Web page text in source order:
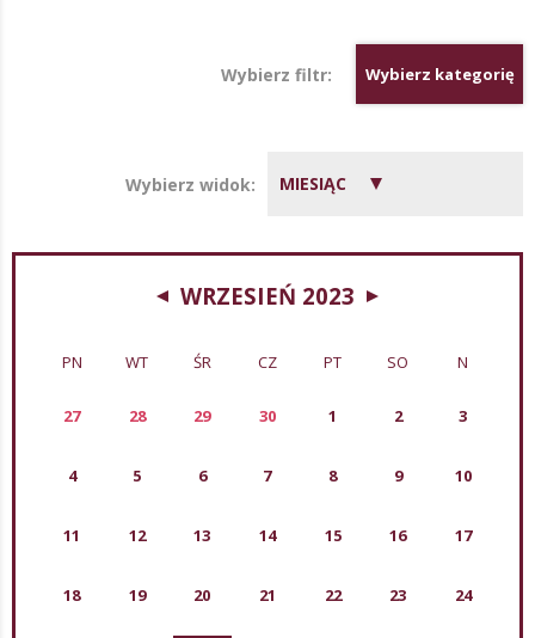
Wybierz filtr: Wybierz kategorię
Wybierz widok: MIESIĄC
WRZESIEŃ 2023
PN WT ŚR CZ PT SO N
27 28 29 30 1 2 3
4 5 6 7 8 9 10
11 12 13 14 15 16 17
18 19 20 21 22 23 24